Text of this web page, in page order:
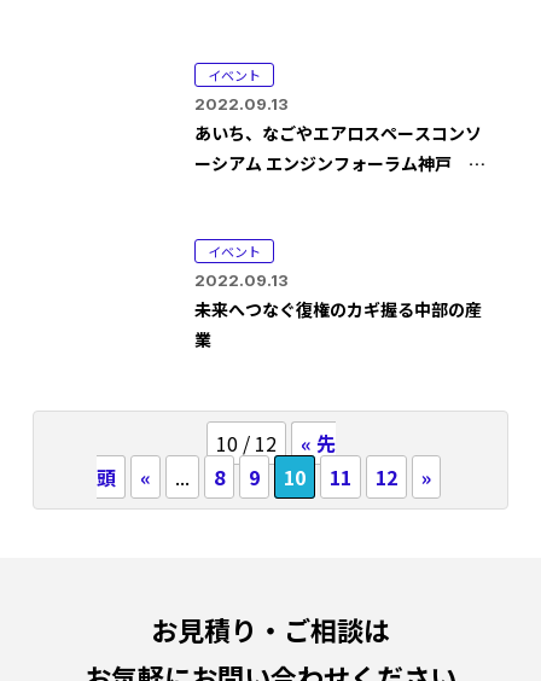
イベント
2022.09.13
あいち、なごやエアロスペースコンソ
ーシアム エンジンフォーラム神戸
イベント
2022.09.13
未来へつなぐ復権のカギ握る中部の産
業
10 / 12
« 先
頭
« ... 8 9 10 11 12 »
お見積り・ご相談は